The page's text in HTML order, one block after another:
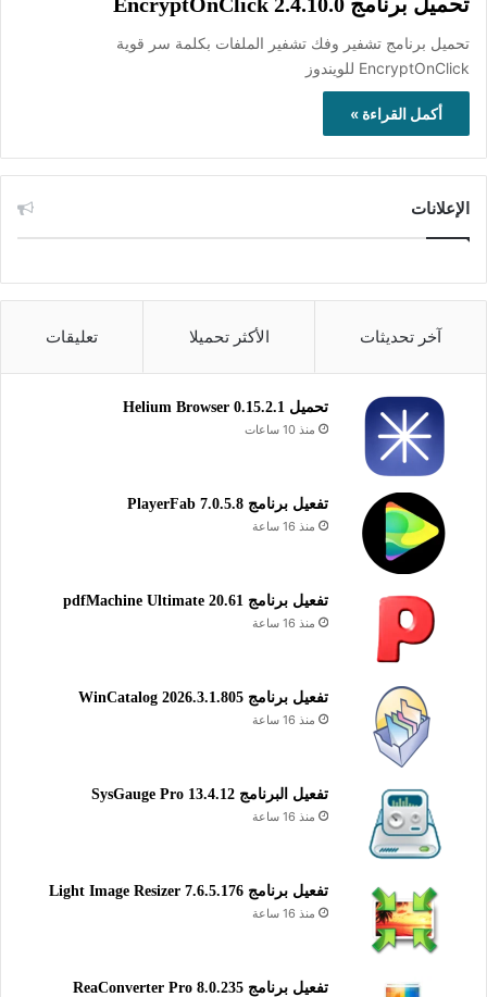
تحميل برنامج تشفير وفك تشفير الملفات بكلمة سر قوية
EncryptOnClick للويندوز
أكمل القراءة »
الإعلانات
آخر تحديثات الأكثر تحميلا تعليقات
تحميل Helium Browser 0.15.2.1
منذ 10 ساعات
تفعيل برنامج PlayerFab 7.0.5.8
منذ 16 ساعة
تفعيل برنامج pdfMachine Ultimate 20.61
منذ 16 ساعة
تفعيل برنامج WinCatalog 2026.3.1.805
منذ 16 ساعة
تفعيل البرنامج 13.4.12 SysGauge Pro
منذ 16 ساعة
تفعيل برنامج Light Image Resizer 7.6.5.176
منذ 16 ساعة
تفعيل برنامج ReaConverter Pro 8.0.235